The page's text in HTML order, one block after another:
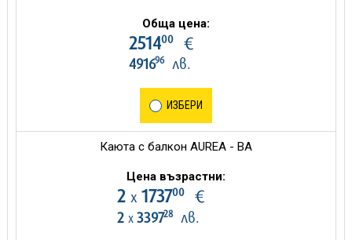
Обща цена:
251400€
491696лв.
ИЗБЕРИ
Каюта с балкон AUREA - BA
Цена възрастни:
2 х 173700€
2 х 339728лв.